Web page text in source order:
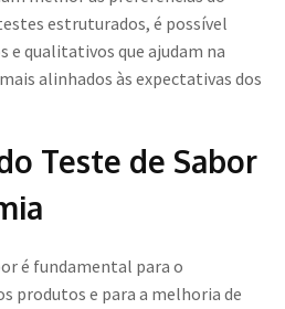
estruturados, é possível
qualitativos que ajudam na
alinhados às expectativas dos
Teste de Sabor
é fundamental para o
produtos e para a melhoria de